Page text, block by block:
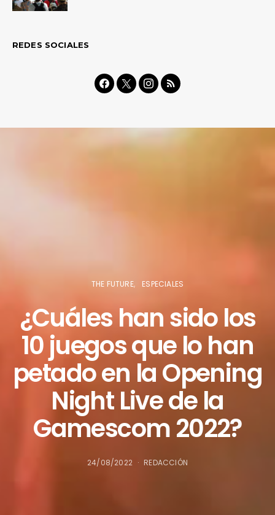
REDES SOCIALES
THE FUTURE ESPECIALES
¿Cuáles han sido los
10 juegos que lo han
petado en la Opening
Night Live de la
Gamescom 2022?
24/08/2022 REDACCIÓN